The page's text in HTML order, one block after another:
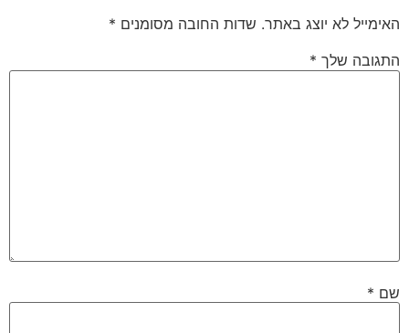
האימייל לא יוצג באתר. שדות החובה מסומנים *
התגובה שלך *
שם *